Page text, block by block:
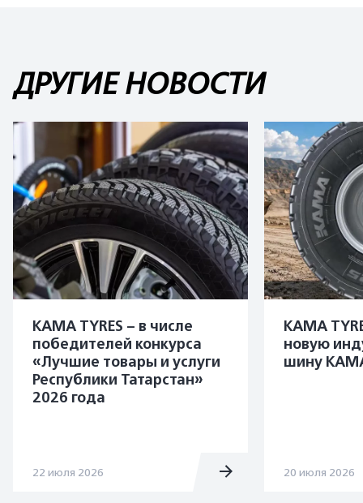
ДРУГИЕ НОВОСТИ
KAMA TYRES – в числе
победителей конкурса
«Лучшие товары и услуги
Республики Татарстан»
2026 года
22 июля 2026
KAMA
новую
шину
20 июля 2026